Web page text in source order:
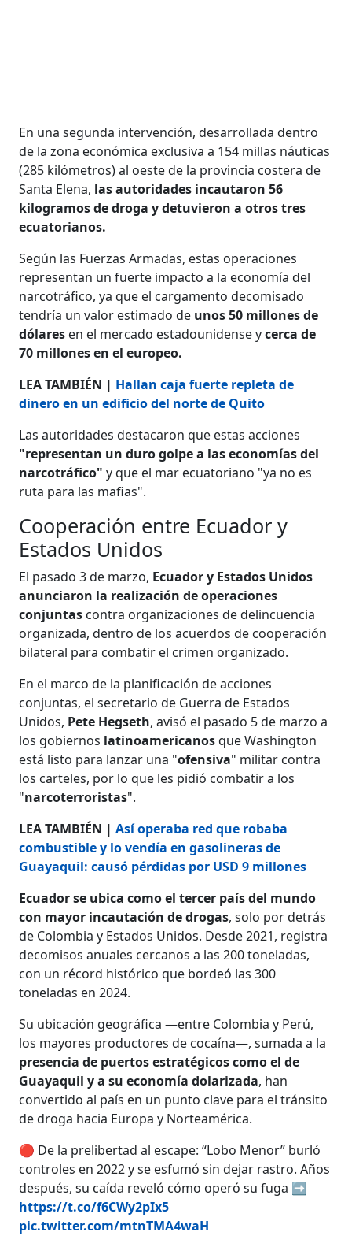
En una segunda intervención, desarrollada dentro
de la zona económica exclusiva a 154 millas náuticas
(285 kilómetros) al oeste de la provincia costera de
Santa Elena, las autoridades incautaron 56
kilogramos de droga y detuvieron a otros tres
ecuatorianos.
Según las Fuerzas Armadas, estas operaciones
representan un fuerte impacto a la economía del
narcotráfico, ya que el cargamento decomisado
tendría un valor estimado de unos 50 millones de
dólares en el mercado estadounidense ycerca de
70 millones en el europeo.
LEA TAMBIÉN | Hallan caja fuerte repleta de
dinero en un edificio del norte de Quito
Las autoridades destacaron que estas acciones
"representan un duro golpe a las economías del
narcotráfico"y que el mar ecuatoriano "ya no es
ruta para las mafias".
Cooperación entre Ecuador y
Estados Unidos
El pasado 3 de marzo, Ecuador y Estados Unidos
anunciaron la realización de operaciones
conjuntas contra organizaciones de delincuencia
organizada, dentro de los acuerdos de cooperación
bilateral para combatir el crimen organizado.
En el marco de la planificación de acciones
conjuntas, el secretario de Guerra de Estados
Unidos, Pete Hegseth, avisó el pasado 5 de marzo a
los gobiernos latinoamericanosque Washington
está listo para lanzar una "ofensiva" militar contra
los carteles, por lo que les pidió combatir a los
"narcoterroristas".
LEA TAMBIÉN |Así operaba red que robaba
combustible y lo vendía en gasolineras de
Guayaquil: causó pérdidas por USD 9 millones
Ecuador se ubica como el tercer país del mundo
con mayor incautación de drogas, solo por detrás
de Colombia y Estados Unidos. Desde 2021, registra
decomisos anuales cercanos a las 200 toneladas,
con un récord histórico que bordeó las 300
toneladas en 2024.
Su ubicación geográfica —entre Colombia y Perú,
los mayores productores de cocaína—, sumada a la
presencia de puertos estratégicos como el de
Guayaquil y a su economía dolarizada, han
convertido al país en un punto clave para el tránsito
de droga hacia Europa y Norteamérica.
🔴 De la prelibertad al escape: “Lobo Menor” burló
controles en 2022 y se esfumó sin dejar rastro. Años
después, su caída reveló cómo operó su fuga ➡️
https://t.co/f6CWy2pIx5
pic.twitter.com/mtnTMA4waH